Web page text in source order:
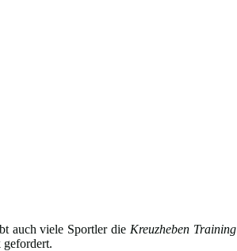
auch viele Sportler die Kreuzheben Training